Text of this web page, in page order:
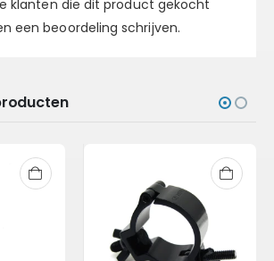
klanten die dit product gekocht
een beoordeling schrijven.